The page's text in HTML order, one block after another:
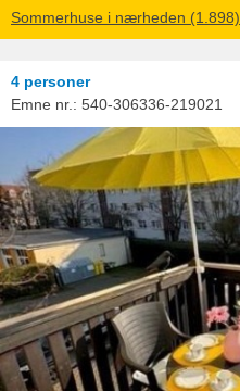
Sommerhuse i nærheden (1.898)
4 personer
Emne nr.: 540-306336-219021